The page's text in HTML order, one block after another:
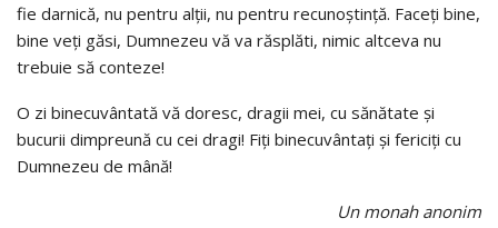
fie darnică, nu pentru alții, nu pentru recunoștință. Faceți bine,
bine veți găsi, Dumnezeu vă va răsplăti, nimic altceva nu
trebuie să conteze!
O zi binecuvântată vă doresc, dragii mei, cu sănătate și
bucurii dimpreună cu cei dragi! Fiți binecuvântați și fericiți cu
Dumnezeu de mână!
Un monah anonim